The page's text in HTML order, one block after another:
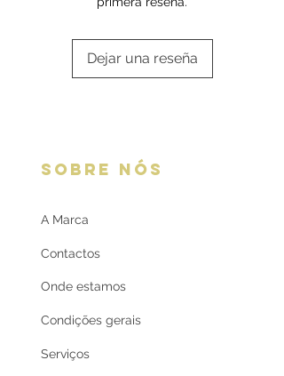
Dejar una reseña
SOBRE NÓS
A Marca
Contactos
Onde estamos
Condições gerais
Serviços